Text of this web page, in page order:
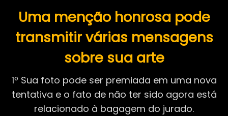
Uma menção honrosa pode
transmitir várias mensagens
sobre sua arte
1º Sua foto pode ser premiada em uma nova
tentativa e o fato de não ter sido agora está
relacionado à bagagem do jurado.